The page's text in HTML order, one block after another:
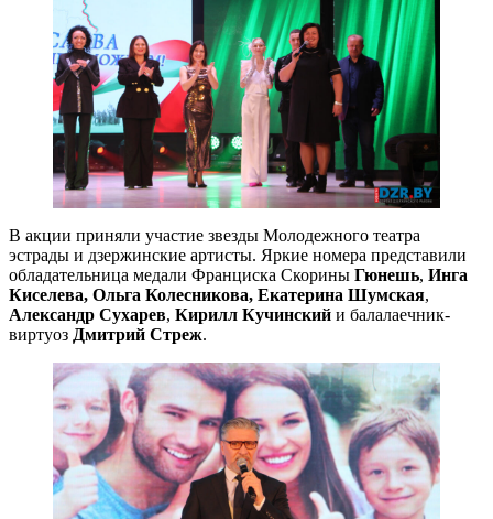
В акции приняли участие звезды Молодежного театра
эстрады и дзержинские артисты. Яркие номера представили
обладательница медали Франциска Скорины Гюнешь, Инга
Киселева, Ольга Колесникова, Екатерина Шумская,
Александр Сухарев, Кирилл Кучинский и балалаечник-
виртуоз Дмитрий Стреж.